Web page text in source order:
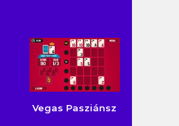
Vegas Pasziánsz